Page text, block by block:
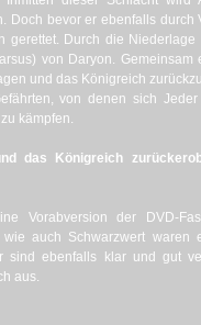
Doch bevor er ebenfalls
gerettet. Durch die
von Daryon.
und das Königreich
von denen sich
kämpfen.
das Königreich
Vorabversion der DVD-
auch Schwarzwert waren
sind ebenfalls klar und gut
aus.